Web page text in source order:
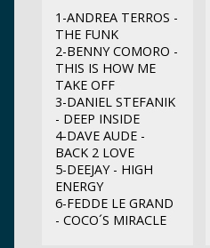
1-ANDREA TERROS -
THE FUNK
2-BENNY COMORO -
THIS IS HOW ME
TAKE OFF
3-DANIEL STEFANIK
- DEEP INSIDE
4-DAVE AUDE -
BACK 2 LOVE
5-DEEJAY - HIGH
ENERGY
6-FEDDE LE GRAND
- COCO´S MIRACLE